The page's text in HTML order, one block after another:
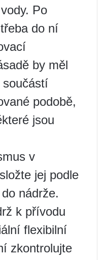
Po
do ní
by měl
součástí
podobě,
jsou
v
jej podle
nádrže.
k přívodu
flexibilní
zkontrolujte